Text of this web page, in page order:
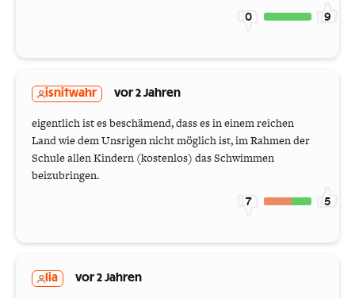
0 9
isnitwahr vor 2 Jahren
eigentlich ist es beschämend, dass es in einem reichen
Land wie dem Unsrigen nicht möglich ist, im Rahmen der
Schule allen Kindern (kostenlos) das Schwimmen
beizubringen.
7 5
lia vor 2 Jahren